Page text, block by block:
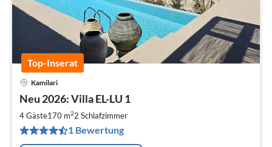
Top-Inserat
Kamilari
Neu 2026: Villa EL-LU 1
4 Gäste170 m22 Schlafzimmer
1 Bewertung